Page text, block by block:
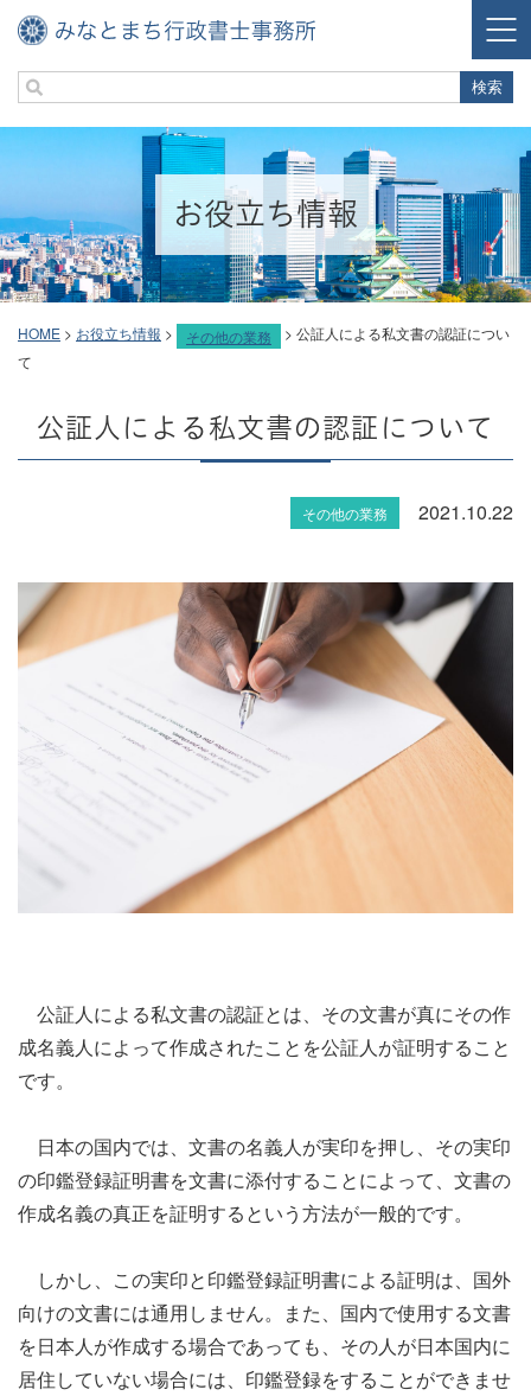
お役立ち情報
HOME > お役立ち情報 > その他の業務 > 公証人による私文書の認証につい
て
公証人による私文書の認証について
その他の業務 2021.10.22
公証人による私文書の認証とは、その文書が真にその作
成名義人によって作成されたことを公証人が証明すること
です。
日本の国内では、文書の名義人が実印を押し、その実印
の印鑑登録証明書を文書に添付することによって、文書の
作成名義の真正を証明するという方法が一般的です。
しかし、この実印と印鑑登録証明書による証明は、国外
向けの文書には通用しません。また、国内で使用する文書
を日本人が作成する場合であっても、その人が日本国内に
居住していない場合には、印鑑登録をすることができませ